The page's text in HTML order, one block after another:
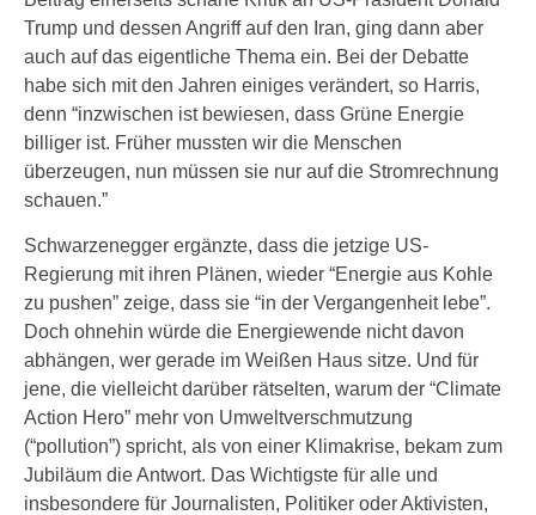
Trump und dessen Angriff auf den Iran, ging dann aber
auch auf das eigentliche Thema ein. Bei der Debatte
habe sich mit den Jahren einiges verändert, so Harris,
denn “inzwischen ist bewiesen, dass Grüne Energie
billiger ist. Früher mussten wir die Menschen
überzeugen, nun müssen sie nur auf die Stromrechnung
schauen.”
Schwarzenegger ergänzte, dass die jetzige US-
Regierung mit ihren Plänen, wieder “Energie aus Kohle
zu pushen” zeige, dass sie “in der Vergangenheit lebe”.
Doch ohnehin würde die Energiewende nicht davon
abhängen, wer gerade im Weißen Haus sitze. Und für
jene, die vielleicht darüber rätselten, warum der “Climate
Action Hero” mehr von Umweltverschmutzung
(“pollution”) spricht, als von einer Klimakrise, bekam zum
Jubiläum die Antwort. Das Wichtigste für alle und
insbesondere für Journalisten, Politiker oder Aktivisten,